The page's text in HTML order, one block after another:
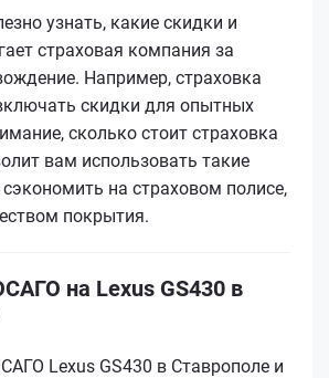
узнать, какие скидки и
страховая компания за
Например, страховка
скидки для опытных
сколько стоит страховка
вам использовать такие
на страховом полисе,
покрытия.
на Lexus GS430 в
Lexus GS430 в Ставрополе и